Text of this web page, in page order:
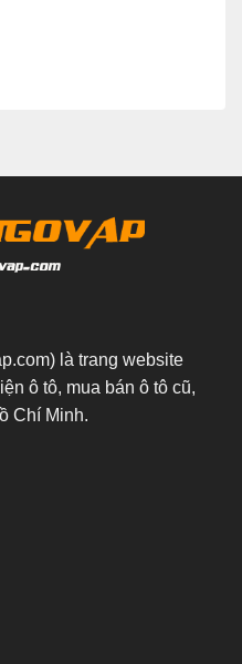
là trang website
ô tô, mua bán ô tô cũ,
Chí Minh.